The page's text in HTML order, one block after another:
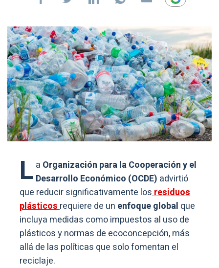
L a Organización para la Cooperación y el
Desarrollo Económico (OCDE) advirtió
que reducir significativamente losresiduos
plásticosrequiere de un enfoque global que
incluya medidas como impuestos al uso de
plásticos y normas de ecoconcepción, más
allá de las políticas que solo fomentan el
reciclaje.